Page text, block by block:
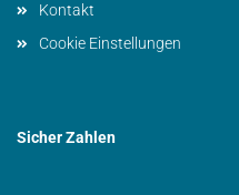
Kontakt
Cookie Einstellungen
Sicher Zahlen